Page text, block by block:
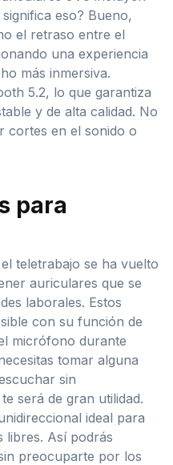
eso? Bueno,
el retraso entre el
una experiencia
más inmersiva.
5.2, lo que garantiza
y de alta calidad. No
cortes en el sonido o
para
teletrabajo se ha vuelto
auriculares que se
laborales. Estos
con su función de
micrófono durante
tomar alguna
sin
será de gran utilidad.
ideal para
libres. Así podrás
preocuparte por los